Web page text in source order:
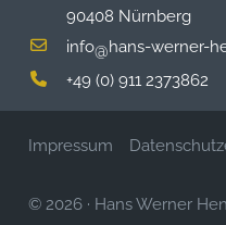
90408 Nürnberg
info@hans-werner-
+49 (0) 911 2373862
Impressum
© 2026 · Hans Werner